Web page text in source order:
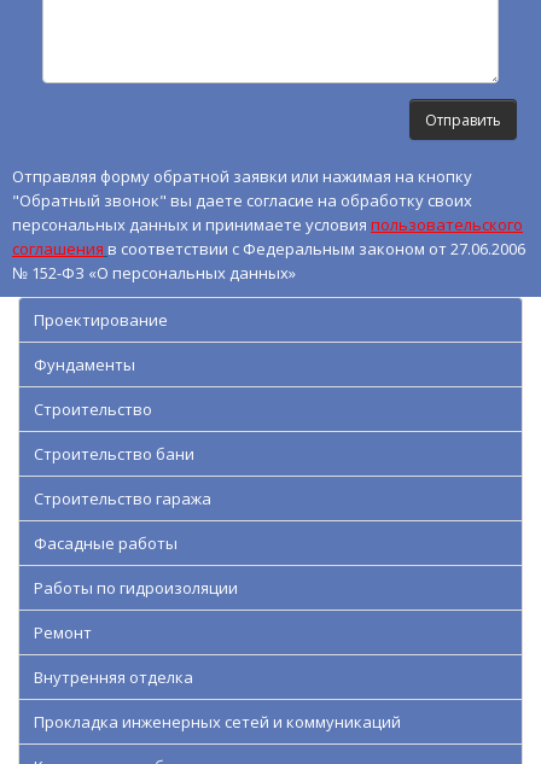
Отправляя форму обратной заявки или нажимая на кнопку
"Обратный звонок" вы даете согласие на обработку своих
персональных данных и принимаете условия пользовательского
соглашения в соответствии с Федеральным законом от 27.06.2006
№ 152-ФЗ «О персональных данных»
Проектирование
Фундаменты
Строительство
Строительство бани
Строительство гаража
Фасадные работы
Работы по гидроизоляции
Ремонт
Внутренняя отделка
Прокладка инженерных сетей и коммуникаций